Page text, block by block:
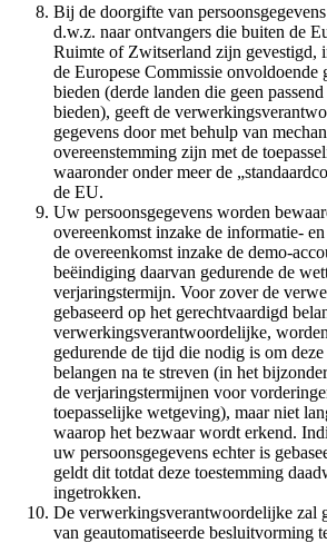
Bij de doorgifte van
d.w.z. naar ontvangers die buiten de
Ruimte of Zwitserland zijn gevestigd,
de Europese Commissie onvoldoende
bieden (derde landen die geen
bieden), geeft de
gegevens door met behulp van
overeenstemming zijn met de
waaronder onder meer de
de EU.
Uw persoonsgegevens worden
overeenkomst inzake de informatie-
de overeenkomst inzake de demo-
beëindiging daarvan gedurende de
verjaringstermijn. Voor zover de
gebaseerd op het gerechtvaardigd
verwerkingsverantwoordelijke,
gedurende de tijd die nodig is om
belangen na te streven (in het
de verjaringstermijnen voor
toepasselijke wetgeving), maar niet
waarop het bezwaar wordt erkend.
uw persoonsgegevens echter is
geldt dit totdat deze toestemming
ingetrokken.
De verwerkingsverantwoordelijke zal
van geautomatiseerde besluitvorming